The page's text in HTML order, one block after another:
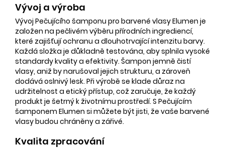
Vývoj a výroba
Vývoj Pečujícího šamponu pro barvené vlasy Elumen je
založen na pečlivém výběru přírodních ingrediencí,
které zajišťují ochranu a dlouhotrvající intenzitu barvy.
Každá složka je důkladně testována, aby splnila vysoké
standardy kvality a efektivity. Šampon jemně čistí
vlasy, aniž by narušoval jejich strukturu, a zároveň
dodává oslnivý lesk. Při výrobě se klade důraz na
udržitelnost a etický přístup, což zaručuje, že každý
produkt je šetrný k životnímu prostředí. S Pečujícím
šamponem Elumen si můžete být jisti, že vaše barvené
vlasy budou chráněny a zářivé.
Kvalita zpracování